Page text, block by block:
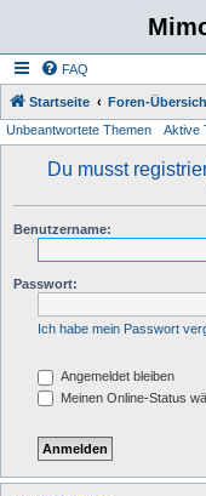
FAQ
Startseite Foren-
Unbeantwortete Themen Aktive
Du musst
Benutzername:
Passwort:
Ich habe mein Passwort
Angemeldet bleiben
Meinen Online-Status